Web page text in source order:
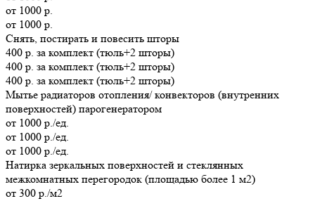
от 1000 р.
от 1000 р.
Cнять, постирать и повесить шторы
400 р. за комплект (тюль+2 шторы)
400 р. за комплект (тюль+2 шторы)
400 р. за комплект (тюль+2 шторы)
Мытье радиаторов отопления/ конвекторов (внутренних
поверхностей) парогенератором
от 1000 р./ед.
от 1000 р./ед.
от 1000 р./ед.
Натирка зеркальных поверхностей и стеклянных
межкомнатных перегородок (площадью более 1 м2)
от 300 р./м2